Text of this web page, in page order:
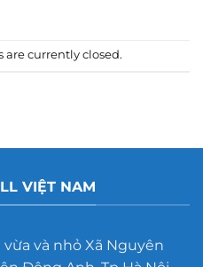
currently closed.
VIỆT NAM
và nhỏ Xã Nguyên